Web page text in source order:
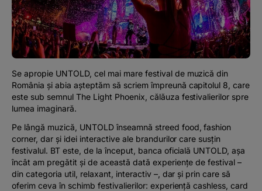
Podcast
The MacRO Zone
Pentru antreprenori
Banking, pe relaxare
Se apropie UNTOLD, cel mai mare festival de muzică din
România și abia așteptăm să scriem împreună capitolul 8, care
este sub semnul The Light Phoenix, călăuza festivalierilor spre
lumea imaginară.
Pe lângă muzică, UNTOLD înseamnă streed food, fashion
corner, dar și idei interactive ale brandurilor care susțin
festivalul. BT este, de la început, banca oficială UNTOLD, așa
încât am pregătit și de această dată experiențe de festival –
din categoria util, relaxant, interactiv –, dar și prin care să
oferim ceva în schimb festivalierilor: experiență cashless, card